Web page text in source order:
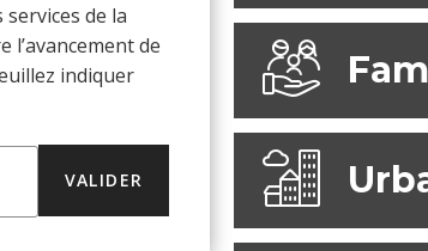
services de la
l’avancement de
indiquer